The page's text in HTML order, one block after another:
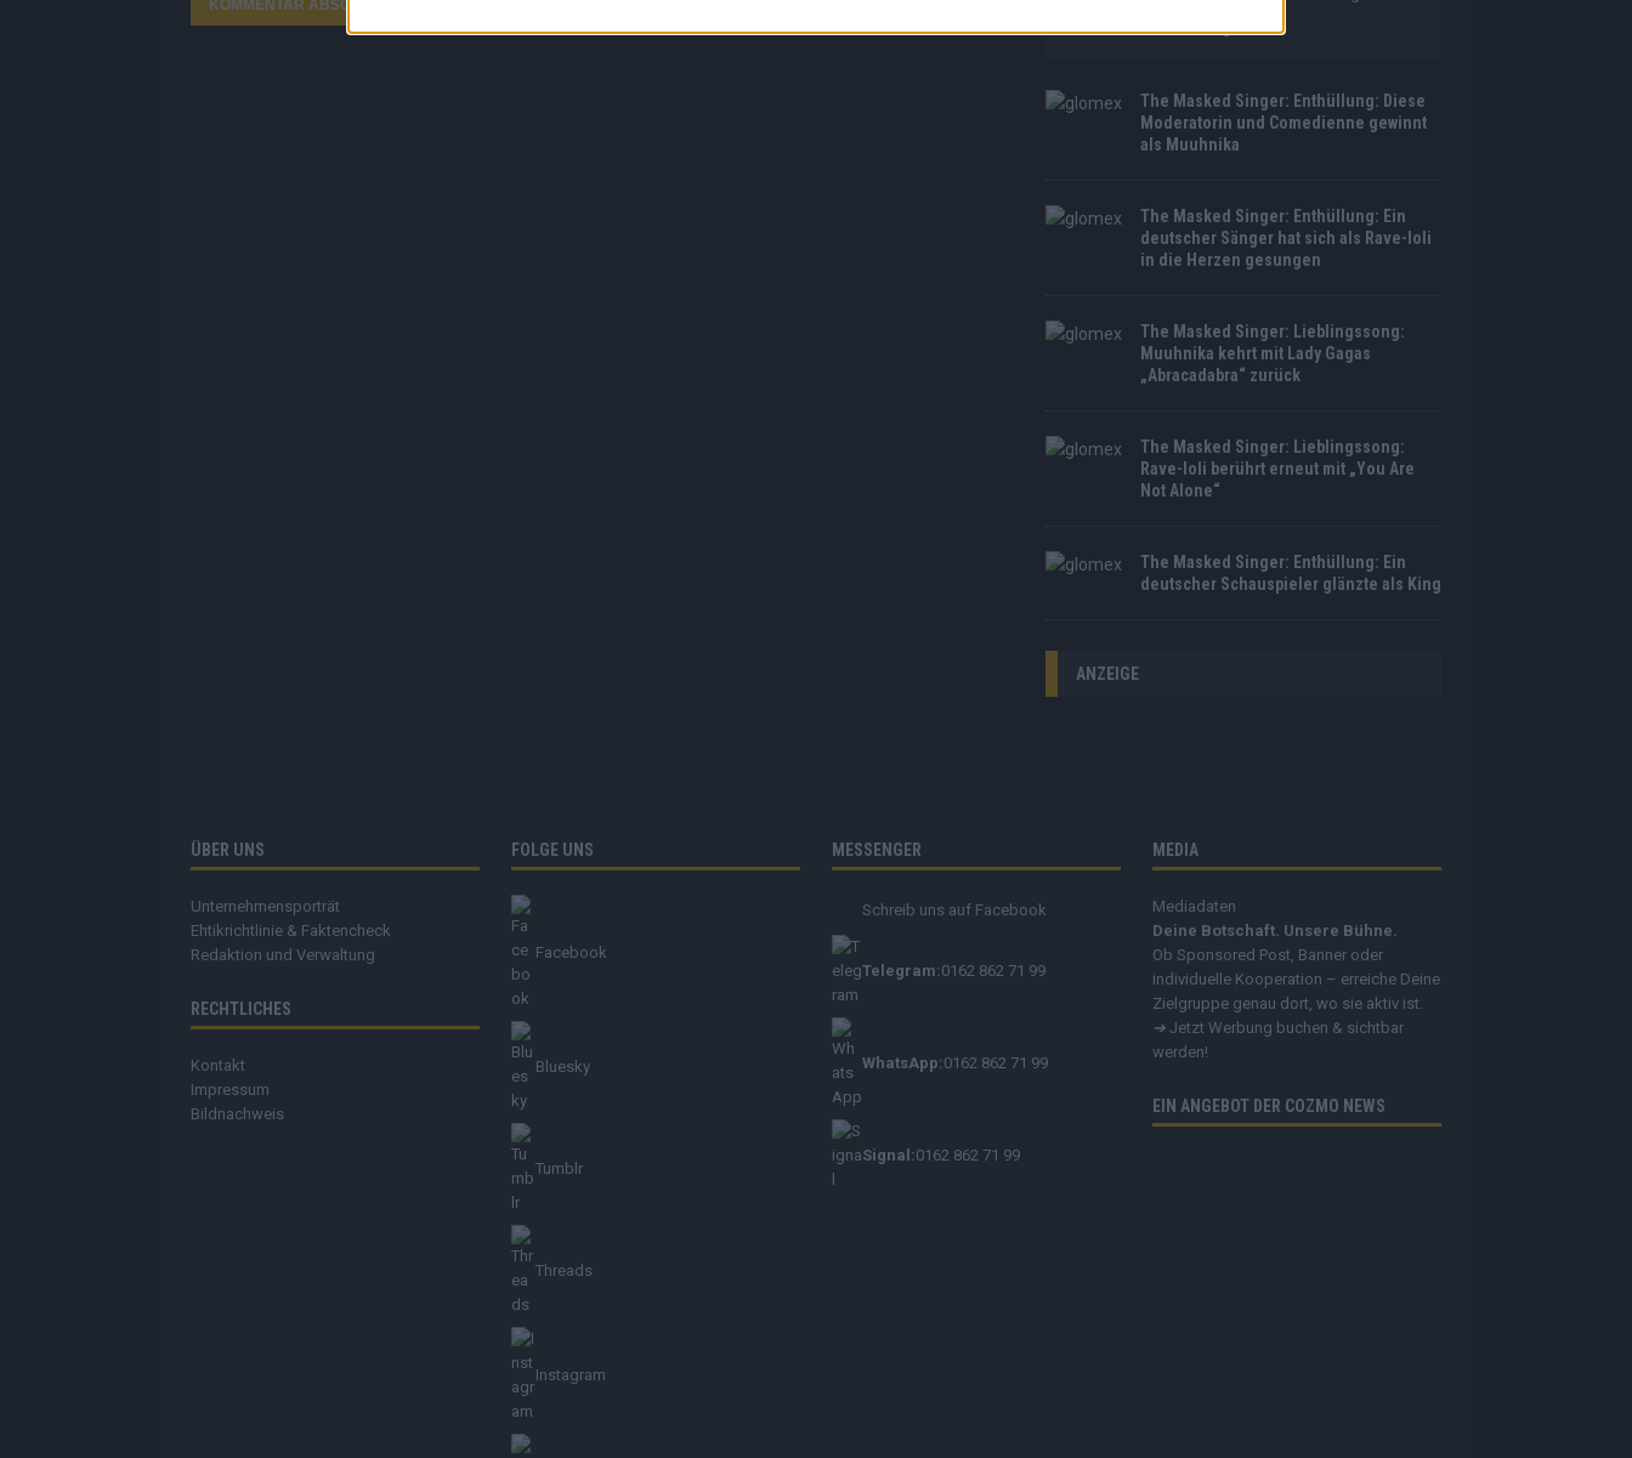
The Masked Singer: Enthüllung: Diese
Moderatorin und Comedienne gewinnt
als Muuhnika
The Masked Singer: Enthüllung: Ein
deutscher Sänger hat sich als Rave-Ioli
in die Herzen gesungen
The Masked Singer: Lieblingssong:
Muuhnika kehrt mit Lady Gagas
„Abracadabra“ zurück
The Masked Singer: Lieblingssong:
Rave-Ioli berührt erneut mit „You Are
Not Alone“
The Masked Singer: Enthüllung: Ein
deutscher Schauspieler glänzte als King
ANZEIGE
ÜBER UNS
Unternehmensporträt
Ehtikrichtlinie & Faktencheck
Redaktion und Verwaltung
RECHTLICHES
Kontakt
Impressum
Bildnachweis
FOLGE UNS
Facebook
Bluesky
Tumblr
Threads
Instagram
MESSENGER
Schreib uns auf Facebook
Telegram:0162 862 71 99
WhatsApp:0162 862 71 99
Signal:0162 862 71 99
MEDIA
Mediadaten
Deine Botschaft. Unsere Bühne.
Ob Sponsored Post, Banner oder
individuelle Kooperation – erreiche Deine
Zielgruppe genau dort, wo sie aktiv ist.
➔ Jetzt Werbung buchen & sichtbar
werden!
EIN ANGEBOT DER COZMO NEWS